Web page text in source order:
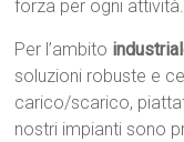
forza per ogni attività.
Per l’ambito
soluzioni robuste e
carico/scarico,
nostri impianti sono